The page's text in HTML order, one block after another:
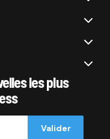
les plus
Valider